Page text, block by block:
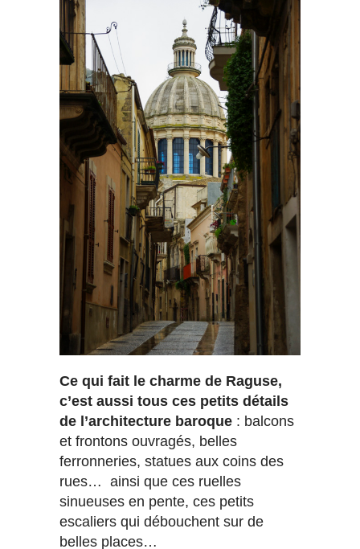
Ce qui fait le charme de Raguse,
c’est aussi tous ces petits détails
de l’architecture baroque : balcons
et frontons ouvragés, belles
ferronneries, statues aux coins des
rues… ainsi que ces ruelles
sinueuses en pente, ces petits
escaliers qui débouchent sur de
belles places…